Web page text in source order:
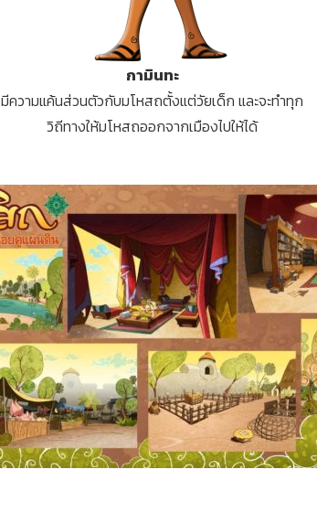
กามินทะ
มีความแค้นส่วนตัวกับมโหสถตั้งแต่วัยเด็ก และจะทำทุก
วิถีทางให้มโหสถออกจากเมืองไปให้ได้